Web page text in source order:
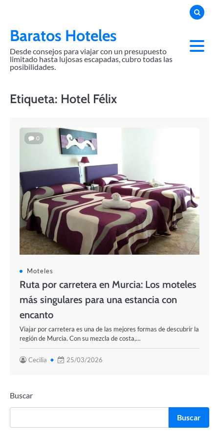
contentBaratos Hoteles
Desde consejos para viajar con un presupuesto
limitado hasta lujosas escapadas, cubro todas las
posibilidades.
Etiqueta: Hotel Félix
0
Moteles
Ruta por carretera en Murcia: Los moteles
más singulares para una estancia con
encanto
Viajar por carretera es una de las mejores formas de descubrir la
región de Murcia. Con su mezcla de costa,…
Cecilia 25/03/2026
Buscar
Buscar